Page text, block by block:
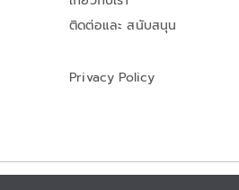
ติดต่อและ สนับสนุน
Privacy Policy